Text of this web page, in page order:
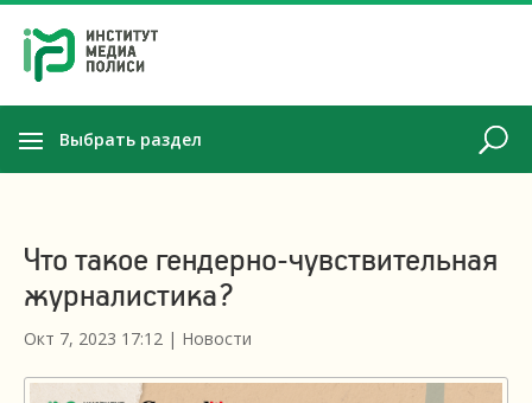
Выбрать раздел
Что такое гендерно-чувствительная
журналистика?
Окт 7, 2023 17:12 | Новости